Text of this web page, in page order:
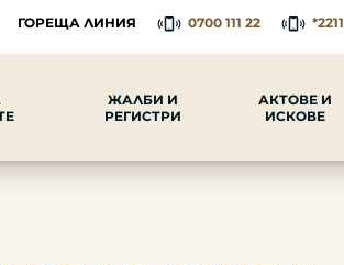
ГОРЕЩА ЛИНИЯ 0700 111 22 *2211
ЖАЛБИ И
РЕГИСТРИ
АКТОВЕ И
ИСКОВЕ